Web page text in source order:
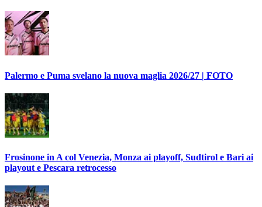
Palermo e Puma svelano la nuova maglia 2026/27 | FOTO
Frosinone in A col Venezia, Monza ai playoff, Sudtirol e Bari ai
playout e Pescara retrocesso